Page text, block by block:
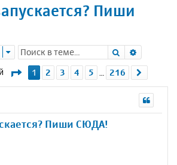
Пиши
Поиск
Страница1 из 216
1 2 3 4 5 216
Пиши СЮДА!